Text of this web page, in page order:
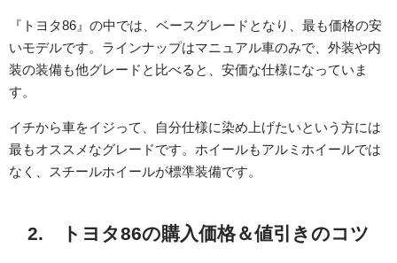
『トヨタ86』の中では、ベースグレードとなり、最も価格の安
いモデルです。ラインナップはマニュアル車のみで、外装や内
装の装備も他グレードと比べると、安価な仕様になっていま
す。
イチから車をイジって、自分仕様に染め上げたいという方には
最もオススメなグレードです。ホイールもアルミホイールでは
なく、スチールホイールが標準装備です。
2. トヨタ86の購入価格＆値引きのコツ